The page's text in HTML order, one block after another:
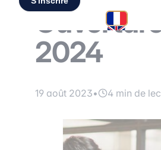
2024
19 août 2023• 4 min de